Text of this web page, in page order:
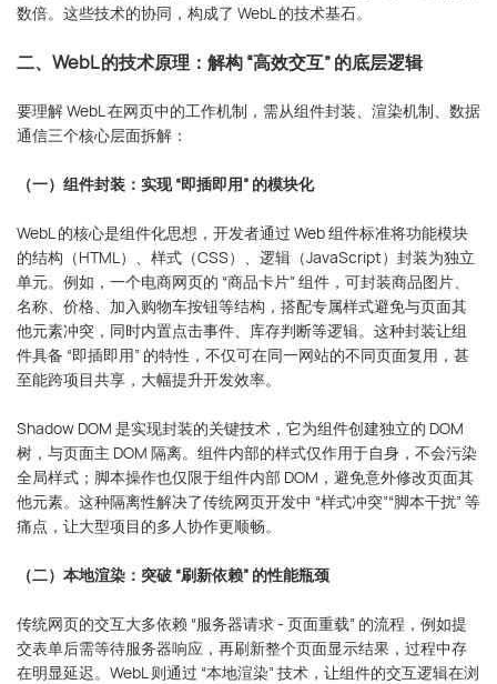
数倍。这些技术的协同，构成了 WebL 的技术基石。
二、WebL 的技术原理：解构 “高效交互” 的底层逻辑
要理解 WebL 在网页中的工作机制，需从组件封装、渲染机制、数据
通信三个核心层面拆解：
（一）组件封装：实现 “即插即用” 的模块化
WebL 的核心是组件化思想，开发者通过 Web 组件标准将功能模块
的结构（HTML）、样式（CSS）、逻辑（JavaScript）封装为独立
单元。例如，一个电商网页的 “商品卡片” 组件，可封装商品图片、
名称、价格、加入购物车按钮等结构，搭配专属样式避免与页面其
他元素冲突，同时内置点击事件、库存判断等逻辑。这种封装让组
件具备 “即插即用” 的特性，不仅可在同一网站的不同页面复用，甚
至能跨项目共享，大幅提升开发效率。
Shadow DOM 是实现封装的关键技术，它为组件创建独立的 DOM
树，与页面主 DOM 隔离。组件内部的样式仅作用于自身，不会污染
全局样式；脚本操作也仅限于组件内部 DOM，避免意外修改页面其
他元素。这种隔离性解决了传统网页开发中 “样式冲突”“脚本干扰” 等
痛点，让大型项目的多人协作更顺畅。
（二）本地渲染：突破 “刷新依赖” 的性能瓶颈
传统网页的交互大多依赖 “服务器请求 - 页面重载” 的流程，例如提
交表单后需等待服务器响应，再刷新整个页面显示结果，过程中存
在明显延迟。WebL 则通过 “本地渲染” 技术，让组件的交互逻辑在浏